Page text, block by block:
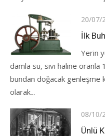
Posted
on
20/07/
İlk
Yerin
damla su, sıvı haline
bundan doğacak
olarak...
Posted
on
08/10/
Ünlü